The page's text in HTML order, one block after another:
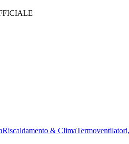
Riscaldamento & Clima